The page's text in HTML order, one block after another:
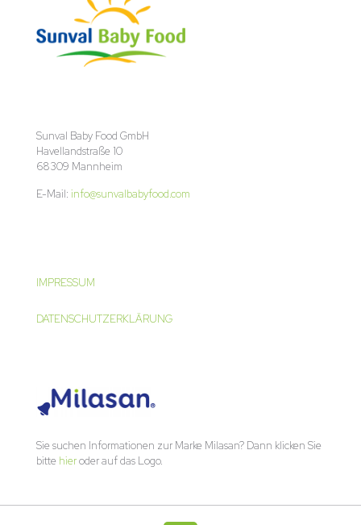
Sunval Baby Food GmbH
Havellandstraße 10
68309 Mannheim
E-Mail: info@sunvalbabyfood.com
IMPRESSUM
DATENSCHUTZERKLÄRUNG
Sie suchen Informationen zur Marke Milasan? Dann klicken Sie
bitte hieroder auf das Logo.